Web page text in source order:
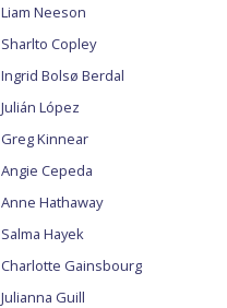
Liam Neeson
Sharlto Copley
Ingrid Bolsø Berdal
Julián López
Greg Kinnear
Angie Cepeda
Anne Hathaway
Salma Hayek
Charlotte Gainsbourg
Julianna Guill